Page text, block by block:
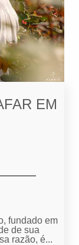
EM
fundado em
de sua
razão, é...